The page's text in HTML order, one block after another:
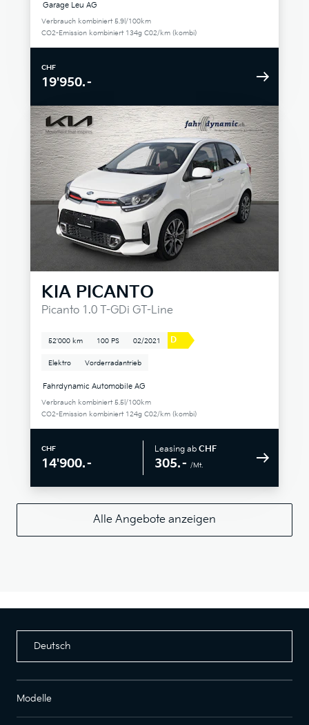
Garage Leu AG
Verbrauch kombiniert 5.9l/100km
CO2-Emission kombiniert 134g C02/km (kombi)
CHF
19'950.–
KIA PICANTO
Picanto 1.0 T-GDi GT-Line
52'000 km 100 PS 02/2021 D
Elektro Vorderradantrieb
Fahrdynamic Automobile AG
Verbrauch kombiniert 5.5l/100km
CO2-Emission kombiniert 124g C02/km (kombi)
CHF
14'900.–
Leasing ab CHF
305.– /Mt.
Alle Angebote anzeigen
Deutsch
Modelle